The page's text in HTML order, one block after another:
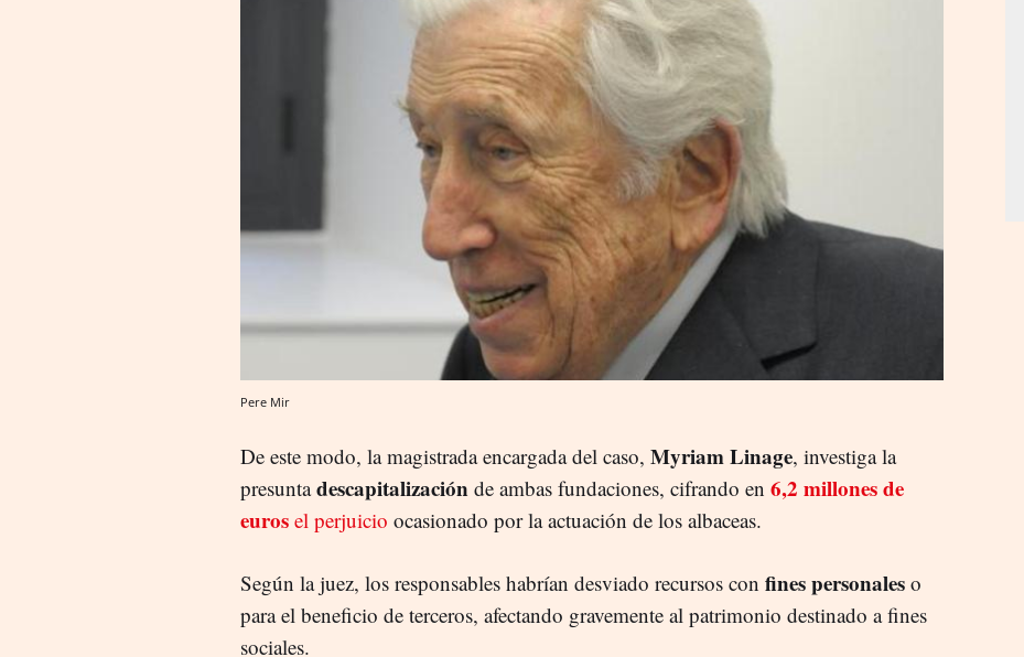
Pere Mir
De este modo, la magistrada encargada del caso, Myriam Linage, investiga la
presuntadescapitalización de ambas fundaciones, cifrando en 6,2 millones de
euros el perjuicio ocasionado por la actuación de los albaceas.
Según la juez, los responsables habrían desviado recursos con fines personales o
para el beneficio de terceros, afectando gravemente al patrimonio destinado a fines
sociales.